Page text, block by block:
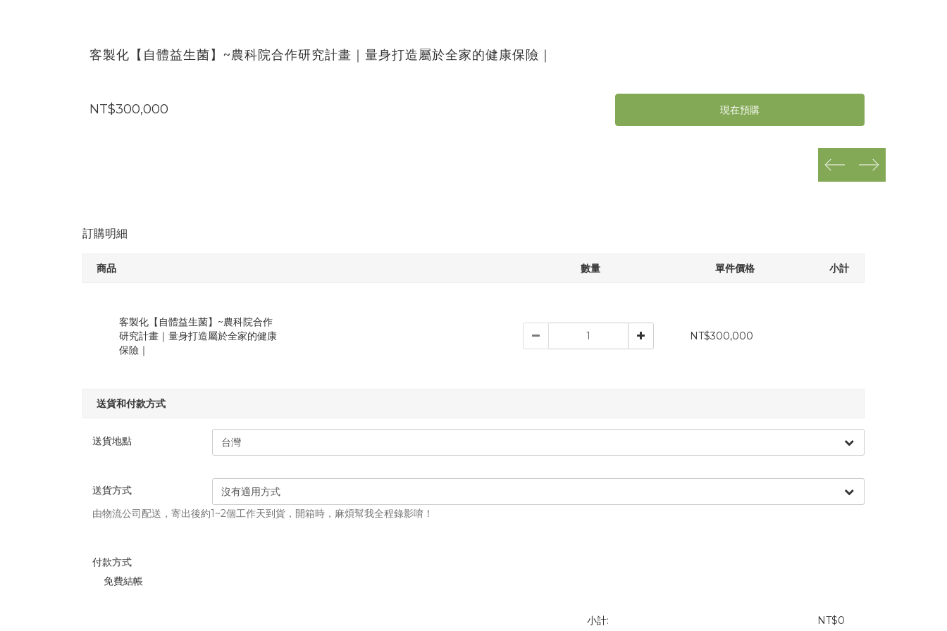
客製化【自體益生菌】~農科院合作研究計畫｜量身打造屬於全家的健康保險｜
NT$300,000 現在預購
prev next
訂購明細
商品 數量 單件價格 小計
客製化【自體益生菌】~農科院合作
研究計畫｜量身打造屬於全家的健康
保險｜
NT$300,000
送貨和付款方式
送貨地點
送貨方式
由物流公司配送，寄出後約1~2個工作天到貨，開箱時，麻煩幫我全程錄影唷！
付款方式
免費結帳
小計: NT$0